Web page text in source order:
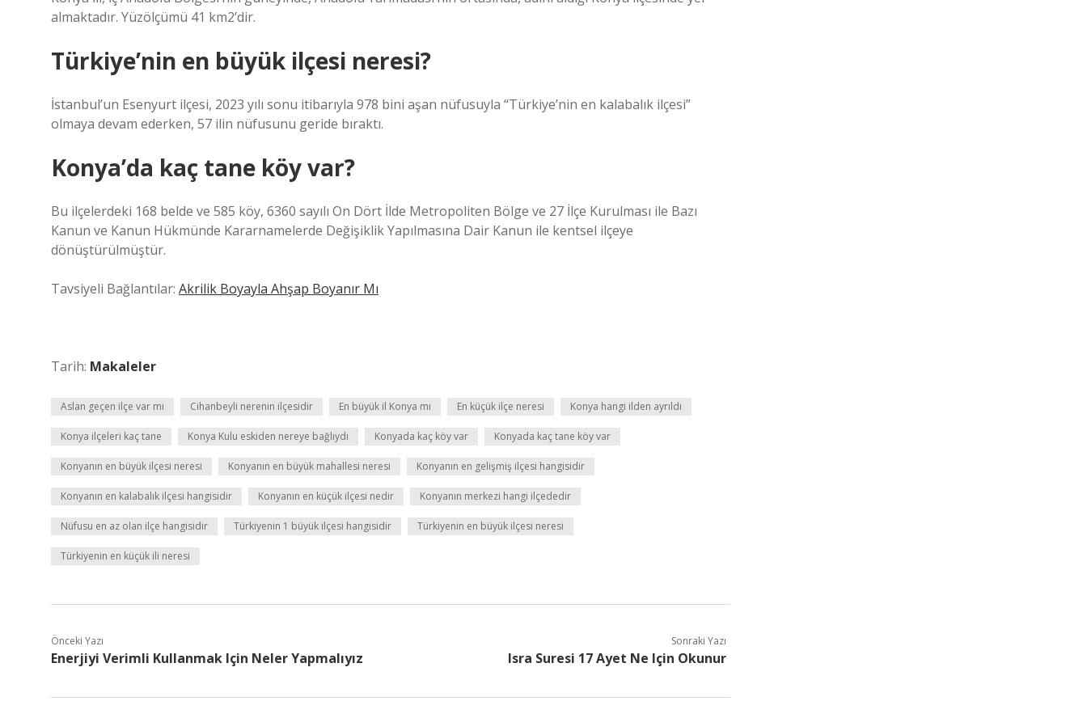
almaktadır. Yüzölçümü 41 km2’dir.
Türkiye’nin en büyük ilçesi neresi?
İstanbul’un Esenyurt ilçesi, 2023 yılı sonu itibarıyla 978 bini aşan nüfusuyla “Türkiye’nin en kalabalık ilçesi”
olmaya devam ederken, 57 ilin nüfusunu geride bıraktı.
Konya’da kaç tane köy var?
Bu ilçelerdeki 168 belde ve 585 köy, 6360 sayılı On Dört İlde Metropoliten Bölge ve 27 İlçe Kurulması ile Bazı
Kanun ve Kanun Hükmünde Kararnamelerde Değişiklik Yapılmasına Dair Kanun ile kentsel ilçeye
dönüştürülmüştür.
Tavsiyeli Bağlantılar: Akrilik Boyayla Ahşap Boyanır Mı
Tarih: Makaleler
Aslan geçen ilçe var mı Cihanbeyli nerenin ilçesidir En büyük il Konya mı En küçük ilçe neresi Konya hangi ilden ayrıldı
Konya ilçeleri kaç tane Konya Kulu eskiden nereye bağlıydı Konyada kaç köy var Konyada kaç tane köy var
Konyanın en büyük ilçesi neresi Konyanın en büyük mahallesi neresi Konyanın en gelişmiş ilçesi hangisidir
Konyanın en kalabalık ilçesi hangisidir Konyanın en küçük ilçesi nedir Konyanın merkezi hangi ilçededir
Nüfusu en az olan ilçe hangisidir Türkiyenin 1 büyük ilçesi hangisidir Türkiyenin en büyük ilçesi neresi
Türkiyenin en küçük ili neresi
Önceki Yazı
Enerjiyi Verimli Kullanmak Için Neler Yapmalıyız
Sonraki Yazı
Isra Suresi 17 Ayet Ne Için Okunur